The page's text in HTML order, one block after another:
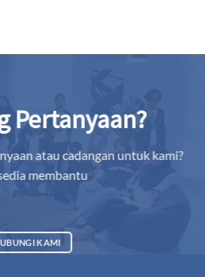
Pertanyaan?
atau cadangan untuk kami?
membantu
KAMI